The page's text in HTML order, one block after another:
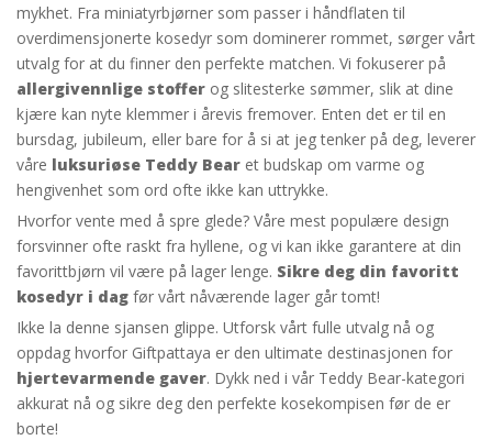
mykhet. Fra miniatyrbjørner som passer i håndflaten til
overdimensjonerte kosedyr som dominerer rommet, sørger vårt
utvalg for at du finner den perfekte matchen. Vi fokuserer på
allergivennlige stoffer og slitesterke sømmer, slik at dine
kjære kan nyte klemmer i årevis fremover. Enten det er til en
bursdag, jubileum, eller bare for å si at jeg tenker på deg, leverer
våre luksuriøse Teddy Bear et budskap om varme og
hengivenhet som ord ofte ikke kan uttrykke.
Hvorfor vente med å spre glede? Våre mest populære design
forsvinner ofte raskt fra hyllene, og vi kan ikke garantere at din
favorittbjørn vil være på lager lenge. Sikre deg din favoritt
kosedyr i dag før vårt nåværende lager går tomt!
Ikke la denne sjansen glippe. Utforsk vårt fulle utvalg nå og
oppdag hvorfor Giftpattaya er den ultimate destinasjonen for
hjertevarmende gaver. Dykk ned i vår Teddy Bear-kategori
akkurat nå og sikre deg den perfekte kosekompisen før de er
borte!